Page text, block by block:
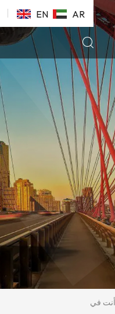
EN AR